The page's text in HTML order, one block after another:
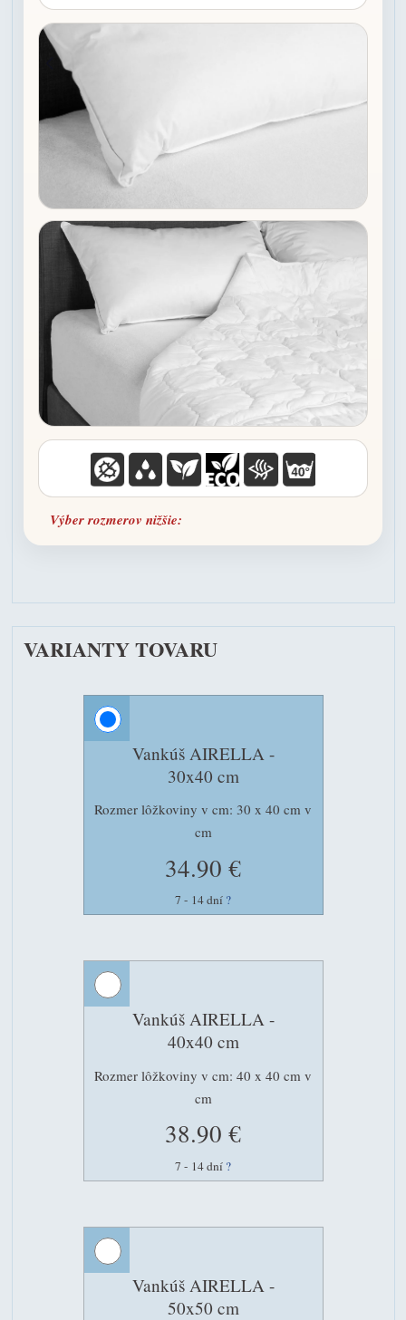
Výber rozmerov nižšie:
VARIANTY TOVARU
Vankúš AIRELLA -
30x40 cm
Rozmer lôžkoviny v cm: 30 x 40 cm v
cm
34.90 €
7 - 14 dní ?
Vankúš AIRELLA -
40x40 cm
Rozmer lôžkoviny v cm: 40 x 40 cm v
cm
38.90 €
7 - 14 dní ?
Vankúš AIRELLA -
50x50 cm